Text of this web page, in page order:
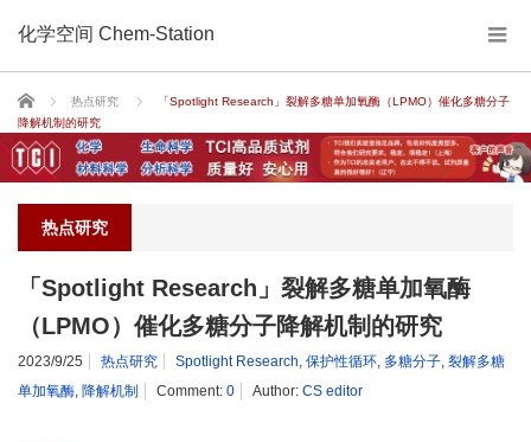
化学空间 Chem-Station
Home 热点研究
「Spotlight Research」裂解多糖单加氧酶（LPMO）催化多糖分子
降解机制的研究
热点研究
「Spotlight Research」裂解多糖单加氧酶
（LPMO）催化多糖分子降解机制的研究
2023/9/25 热点研究 Spotlight Research 保护性循环 多糖分子 裂解多糖
单加氧酶 降解机制 Comment: 0 Author: CS editor